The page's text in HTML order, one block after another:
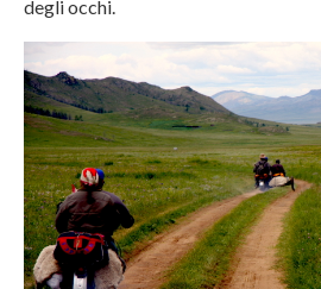
degli occhi.